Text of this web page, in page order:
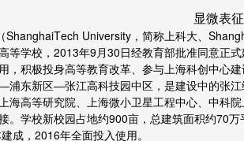
显微表
University，简称上科大、
等学校，2013年9月30日经教育部批准同意正
，积极投身高等教育改革、参与上海科创中心
新区—张江高科技园中区，是建设中的张江
海高等研究院、上海微小卫星工程中心、中科
。学校新校园占地约900亩，总建筑面积约70
成，2016年全面投入使用。